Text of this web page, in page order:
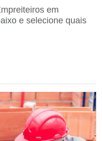
em
e selecione quais